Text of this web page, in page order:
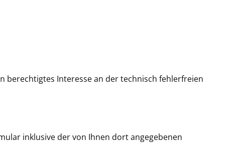
berechtigtes Interesse an der technisch fehlerfreien
inklusive der von Ihnen dort angegebenen